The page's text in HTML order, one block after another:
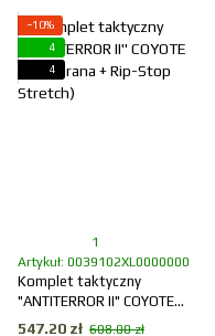
−10%
4
4
1
Artykuł: 0039102XL0000000
Komplet taktyczny
"ANTITERROR II" COYOTE
(Membrana + Rip-Stop Stretch)
547.20 zł 608.00 zł